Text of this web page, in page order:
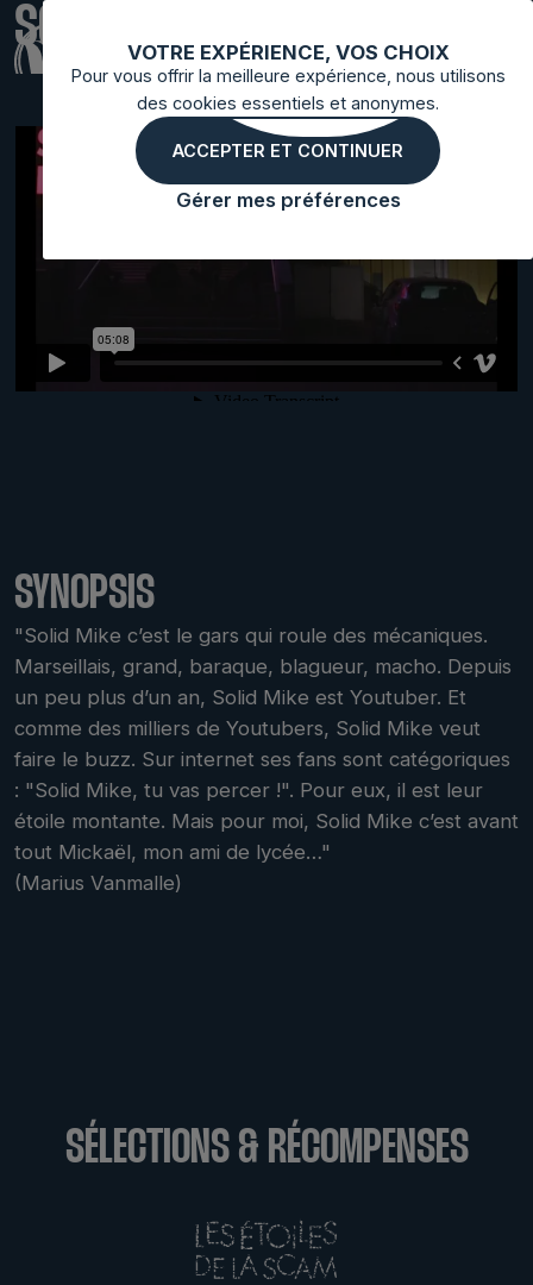
VOTRE EXPÉRIENCE, VOS CHOIX
Pour vous offrir la meilleure expérience, nous utilisons
des cookies essentiels et anonymes.
ACCEPTER ET CONTINUER
Gérer mes préférences
SOLID
SYNOPSIS
"Solid Mike c’est le gars qui roule des mécaniques.
Marseillais, grand, baraque, blagueur, macho. Depuis
un peu plus d’un an, Solid Mike est Youtuber. Et
comme des milliers de Youtubers, Solid Mike veut
faire le buzz. Sur internet ses fans sont catégoriques
: "Solid Mike, tu vas percer !". Pour eux, il est leur
étoile montante. Mais pour moi, Solid Mike c’est avant
tout Mickaël, mon ami de lycée…"
(Marius Vanmalle)
SÉLECTIONS & RÉCOMPENSES